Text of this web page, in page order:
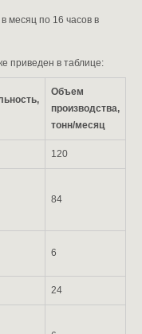
месяц по 16 часов в
приведен в таблице:
Объем
производства,
тонн/месяц
120
84
6
24